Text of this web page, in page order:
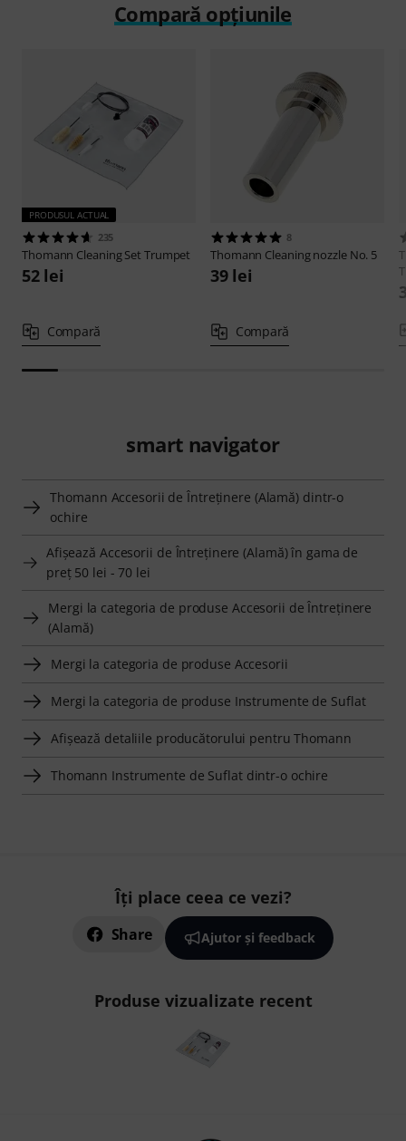
Compară opțiunile
PRODUSUL ACTUAL
235
Thomann Cleaning Set Trumpet
52 lei
Compară
8
Thomann Cleaning nozzle No. 5
39 lei
Compară
smart navigator
Thomann Accesorii de Întreţinere (Alamă) dintr-o
ochire
Afişează Accesorii de Întreţinere (Alamă) în gama de
preţ 50 lei - 70 lei
Mergi la categoria de produse Accesorii de Întreţinere
(Alamă)
Mergi la categoria de produse Accesorii
Mergi la categoria de produse Instrumente de Suflat
Afişează detaliile producătorului pentru Thomann
Thomann Instrumente de Suflat dintr-o ochire
Îți place ceea ce vezi?
Share Ajutor și feedback
Produse vizualizate recent